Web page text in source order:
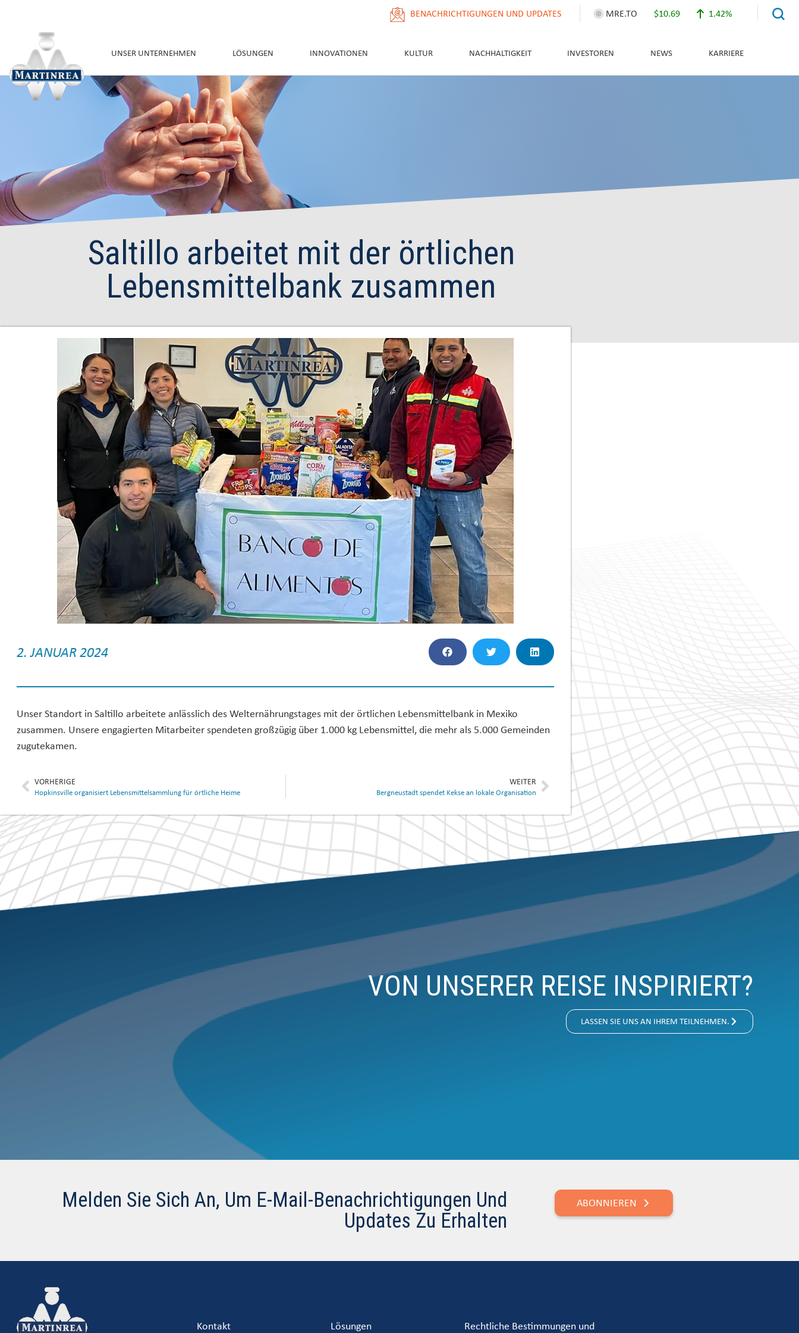
MRE.TO $10.69 1.42%
BENACHRICHTIGUNGEN UND UPDATES
UNSER UNTERNEHMEN LÖSUNGEN INNOVATIONEN KULTUR NACHHALTIGKEIT INVESTOREN NEWS KARRIERE
Saltillo arbeitet mit der örtlichen
Lebensmittelbank zusammen
2. JANUAR 2024
Unser Standort in Saltillo arbeitete anlässlich des Welternährungstages mit der örtlichen Lebensmittelbank in Mexiko
zusammen. Unsere engagierten Mitarbeiter spendeten großzügig über 1.000 kg Lebensmittel, die mehr als 5.000 Gemeinden
zugutekamen.
VORHERIGE
Hopkinsville organisiert Lebensmittelsammlung für örtliche Heime
WEITER
Bergneustadt spendet Kekse an lokale Organisation
VON UNSERER REISE INSPIRIERT?
LASSEN SIE UNS AN IHREM TEILNEHMEN.
Melden Sie Sich An, Um E-Mail-Benachrichtigungen Und
Updates Zu Erhalten
ABONNIEREN
Kontakt Lösungen Rechtliche Bestimmungen und